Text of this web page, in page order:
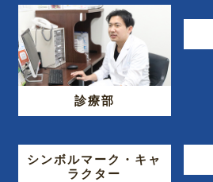
診療部
シンボルマーク・キャ
ラクター